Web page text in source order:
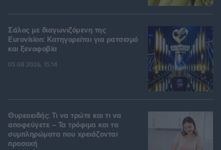
Σάλος με διαγωνιζόμενη της
Eurovision: Κατηγορείται για ρατσισμό
και ξενοφοβία
05.08.2026, 15:14
Θυρεοειδής: Τι να τρώτε και τι να
αποφεύγετε – Τα τρόφιμα και τα
συμπληρώματα που χρειάζονται
προσοχή